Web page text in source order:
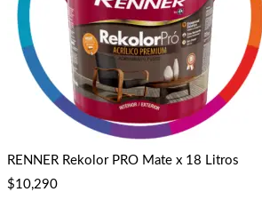
RENNER Rekolor PRO Mate x 18 Litros
$10,290